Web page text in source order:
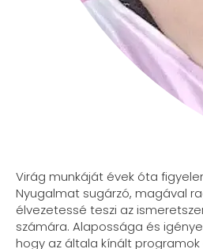
Virág munkáját évek óta
Nyugalmat sugárzó, magával
élvezetessé teszi az
számára. Alapossága és
hogy az általa kínált